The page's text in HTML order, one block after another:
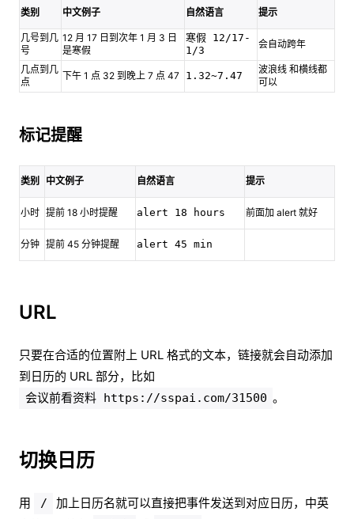
类别 中文例子 自然语言 提示
几号到几
号
12 月 17 日到次年 1 月 3 日
是寒假
寒假 12/17-
1/3
会自动跨年
几点到几
点
下午 1 点 32 到晚上 7 点 47 1.32~7.47
波浪线 和横线都
可以
标记提醒
类别 中文例子 自然语言 提示
小时 提前 18 小时提醒 alert 18 hours 前面加 alert 就好
分钟 提前 45 分钟提醒 alert 45 min
URL
只要在合适的位置附上 URL 格式的文本，链接就会自动添加
到日历的 URL 部分，比如
会议前看资料 https://sspai.com/31500 。
切换日历
用 /
加上日历名就可以直接把事件发送到对应日历，中英